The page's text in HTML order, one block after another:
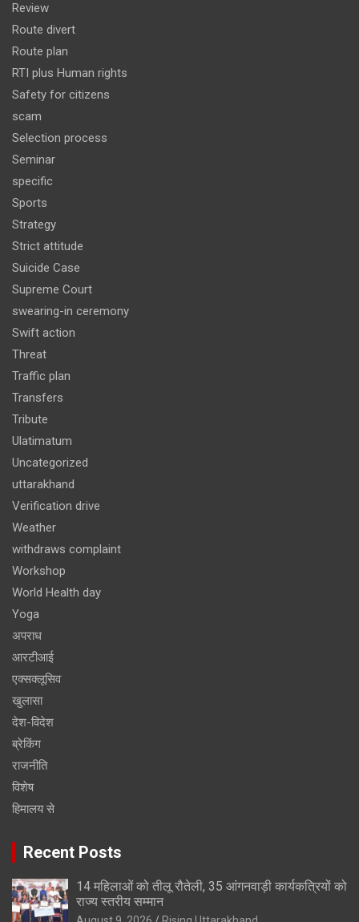
Review
Route divert
Route plan
RTI plus Human rights
Safety for citizens
scam
Selection process
Seminar
specific
Sports
Strategy
Strict attitude
Suicide Case
Supreme Court
swearing-in ceremony
Swift action
Threat
Traffic plan
Transfers
Tribute
Ulatimatum
Uncategorized
uttarakhand
Verification drive
Weather
withdraws complaint
Workshop
World Health day
Yoga
अपराध
आरटीआई
एक्सक्लूसिव
खुलासा
देश-विदेश
ब्रेकिंग
राजनीति
विशेष
हिमालय से
Recent Posts
14 महिलाओं को तीलू रौतेली, 35 आंगनवाड़ी कार्यकत्रियों को
राज्य स्तरीय सम्मान